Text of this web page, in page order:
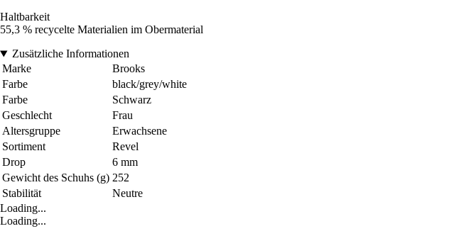
Haltbarkeit
55,3 % recycelte Materialien im Obermaterial
Zusätzliche Informationen
Marke
Brooks
Farbe
black/grey/white
Farbe
Schwarz
Geschlecht
Frau
Altersgruppe
Erwachsene
Sortiment
Revel
Drop
6 mm
Gewicht des Schuhs (g) 252
Stabilität
Neutre
Loading...
Loading...